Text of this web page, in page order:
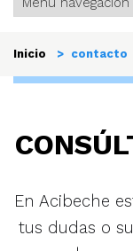
Inicio > contacto
En Acibeche
tus dudas o